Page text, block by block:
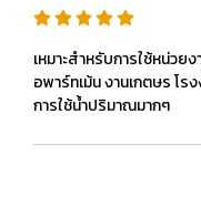
เหมาะสำหรับการใช้หน่ว
อพาร์ทเม้น งานเกตษร โ
การใช้น้ำปริมาณมากๆ